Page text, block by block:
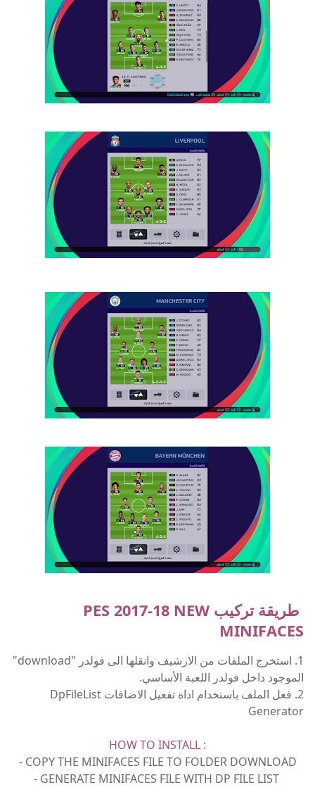
طريقة تركيب PES 2017-18 NEW
MINIFACES
1. استخرج الملفات من الارشيف وانقلها الى فولدر "download"
الموجود داخل فولدر اللعبة الأساسي.
2. فعل الملف باستخدام اداة تفعيل الاضافات DpFileList
Generator
HOW TO INSTALL :
- COPY THE MINIFACES FILE TO FOLDER DOWNLOAD
- GENERATE MINIFACES FILE WITH DP FILE LIST